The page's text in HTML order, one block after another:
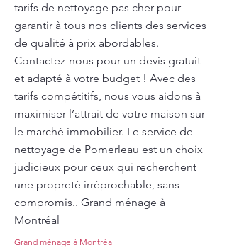
tarifs de nettoyage pas cher pour
garantir à tous nos clients des services
de qualité à prix abordables.
Contactez-nous pour un devis gratuit
et adapté à votre budget ! Avec des
tarifs compétitifs, nous vous aidons à
maximiser l’attrait de votre maison sur
le marché immobilier. Le service de
nettoyage de Pomerleau est un choix
judicieux pour ceux qui recherchent
une propreté irréprochable, sans
compromis.. Grand ménage à
Montréal
Grand ménage à Montréal